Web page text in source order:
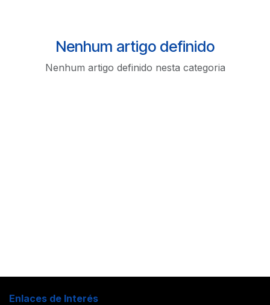
Nenhum artigo definido
Nenhum artigo definido nesta categoria
Enlaces de Interés